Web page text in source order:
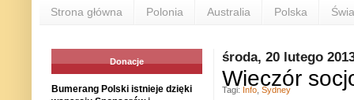
Strona główna Polonia Australia Polska
środa, 20 lutego
Wieczór
Tagi: Info Sydney
Donacje
Bumerang Polski istnieje dzięki